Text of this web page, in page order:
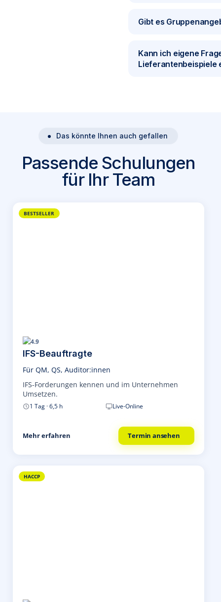
Gibt es
Kann ich eigene
Lieferantenbeispiele
Das könnte Ihnen auch gefallen
Passende Schulungen
für Ihr Team
BESTSELLER
4.9
IFS-Beauftragte
Für QM, QS, Auditor:innen
IFS-Forderungen kennen und im Unternehmen
Umsetzen.
1 Tag · 6,5 h Live-Online
Mehr erfahren Termin ansehen
HACCP